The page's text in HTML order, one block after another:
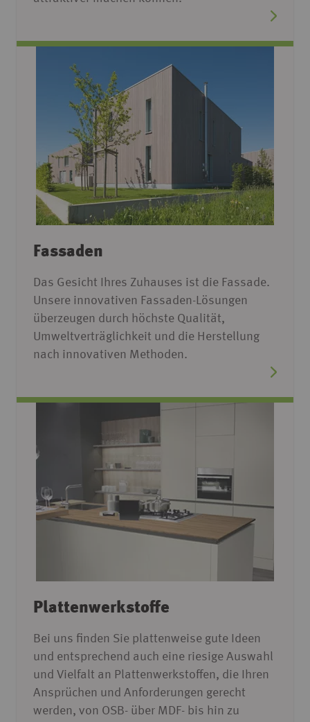
Fassaden
Das Gesicht Ihres Zuhauses ist die Fassade.
Unsere innovativen Fassaden-Lösungen
überzeugen durch höchste Qualität,
Umweltverträglichkeit und die Herstellung
nach innovativen Methoden.
Plattenwerkstoffe
Bei uns finden Sie plattenweise gute Ideen
und entsprechend auch eine riesige Auswahl
und Vielfalt an Plattenwerkstoffen, die Ihren
Ansprüchen und Anforderungen gerecht
werden, von OSB- über MDF- bis hin zu